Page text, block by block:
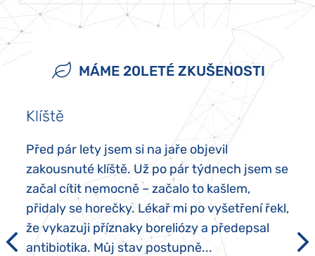
MÁME 20LETÉ ZKUŠENOSTI
Klíště
Před pár lety jsem si na jaře objevil
zakousnuté klíště. Už po pár týdnech jsem se
začal cítit nemocně – začalo to kašlem,
přidaly se horečky. Lékař mi po vyšetření řekl,
že vykazuji příznaky boreliózy a předepsal
antibiotika. Můj stav postupně...